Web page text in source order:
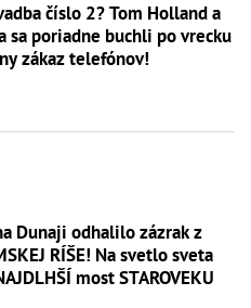
číslo 2? Tom Holland a
sa poriadne buchli po vrecku
zákaz telefónov!
Dunaji odhalilo zázrak z
RÍŠE! Na svetlo sveta
most STAROVEKU